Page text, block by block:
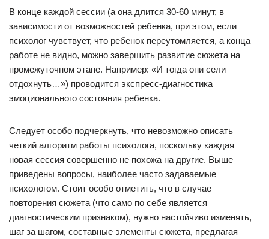
В конце каждой сессии (а она длится 30-60 минут, в
зависимости от возможностей ребенка, при этом, если
психолог чувствует, что ребенок переутомляется, а конца
работе не видно, можно завершить развитие сюжета на
промежуточном этапе. Например: «И тогда они сели
отдохнуть…») проводится экспресс-диагностика
эмоционального состояния ребенка.
Следует особо подчеркнуть, что невозможно описать
четкий алгоритм работы психолога, поскольку каждая
новая сессия совершенно не похожа на другие. Выше
приведены вопросы, наиболее часто задаваемые
психологом. Стоит особо отметить, что в случае
повторения сюжета (что само по себе является
диагностическим признаком), нужно настойчиво изменять,
шаг за шагом, составные элементы сюжета, предлагая